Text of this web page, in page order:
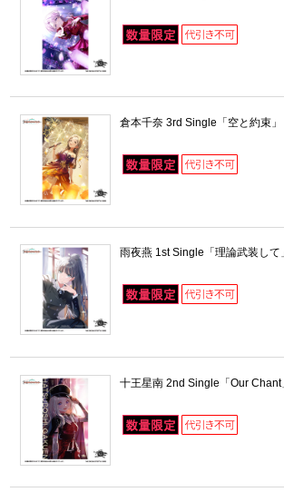
倉本千奈 3rd Single「空と約束」
雨夜燕 1st Single「理論武装して」
十王星南 2nd Single「Our Chant